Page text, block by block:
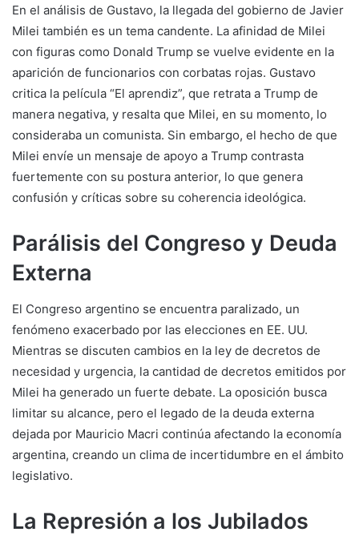
En el análisis de Gustavo, la llegada del gobierno de Javier
Milei también es un tema candente. La afinidad de Milei
con figuras como Donald Trump se vuelve evidente en la
aparición de funcionarios con corbatas rojas. Gustavo
critica la película “El aprendiz”, que retrata a Trump de
manera negativa, y resalta que Milei, en su momento, lo
consideraba un comunista. Sin embargo, el hecho de que
Milei envíe un mensaje de apoyo a Trump contrasta
fuertemente con su postura anterior, lo que genera
confusión y críticas sobre su coherencia ideológica.
Parálisis del Congreso y Deuda
Externa
El Congreso argentino se encuentra paralizado, un
fenómeno exacerbado por las elecciones en EE. UU.
Mientras se discuten cambios en la ley de decretos de
necesidad y urgencia, la cantidad de decretos emitidos por
Milei ha generado un fuerte debate. La oposición busca
limitar su alcance, pero el legado de la deuda externa
dejada por Mauricio Macri continúa afectando la economía
argentina, creando un clima de incertidumbre en el ámbito
legislativo.
La Represión a los Jubilados